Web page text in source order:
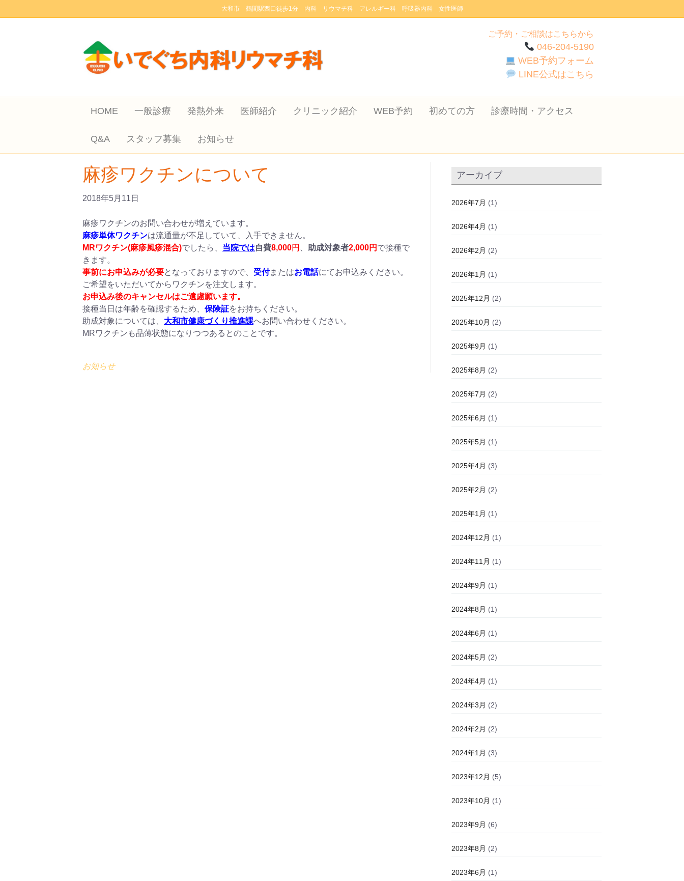
大和市 鶴間駅西口徒歩1分 内科 リウマチ科 アレルギー科 呼吸器内科 女性医師
ご予約・ご相談はこちらから
046-204-5190
WEB予約フォーム
LINE公式はこちら
HOME 一般診療 発熱外来 医師紹介 クリニック紹介 WEB予約 初めての方 診療時間・アクセス
Q&A スタッフ募集 お知らせ
麻疹ワクチンについて
2018年5月11日
麻疹ワクチンのお問い合わせが増えています。
麻疹単体ワクチンは流通量が不足していて、入手できません。
MRワクチン(麻疹風疹混合)でしたら、 当院では自費8,000円 助成対象者2,000円 で接種で
きます。
事前にお申込みが必要となっておりますので、 受付またはお電話にてお申込みください。
ご希望をいただいてからワクチンを注文します。
お申込み後のキャンセルはご遠慮願います。
接種当日は年齢を確認するため、 保険証をお持ちください。
助成対象については、 大和市健康づくり推進課へお問い合わせください。
MRワクチンも品薄状態になりつつあるとのことです。
お知らせ
アーカイブ
2026年7月 (1)
2026年4月 (1)
2026年2月 (2)
2026年1月 (1)
2025年12月 (2)
2025年10月 (2)
2025年9月 (1)
2025年8月 (2)
2025年7月 (2)
2025年6月 (1)
2025年5月 (1)
2025年4月 (3)
2025年2月 (2)
2025年1月 (1)
2024年12月 (1)
2024年11月 (1)
2024年9月 (1)
2024年8月 (1)
2024年6月 (1)
2024年5月 (2)
2024年4月 (1)
2024年3月 (2)
2024年2月 (2)
2024年1月 (3)
2023年12月 (5)
2023年10月 (1)
2023年9月 (6)
2023年8月 (2)
2023年6月 (1)